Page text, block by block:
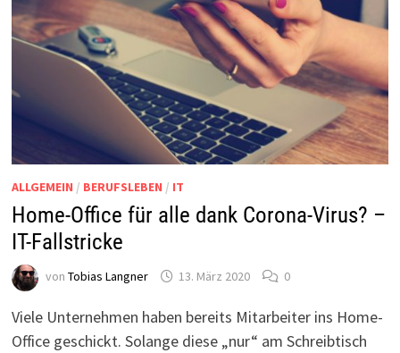
ALLGEMEIN / BERUFSLEBEN / IT
Home-Office für alle dank Corona-Virus? –
IT-Fallstricke
von Tobias Langner 13. März 2020 0
Viele Unternehmen haben bereits Mitarbeiter ins Home-
Office geschickt. Solange diese „nur“ am Schreibtisch